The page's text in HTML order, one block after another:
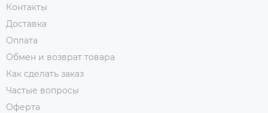
Контакты
Доставка
Оплата
Обмен и возврат товара
Как сделать заказ
Частые вопросы
Оферта